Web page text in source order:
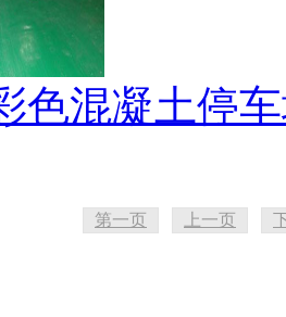
色混凝土停
第一页 上一页